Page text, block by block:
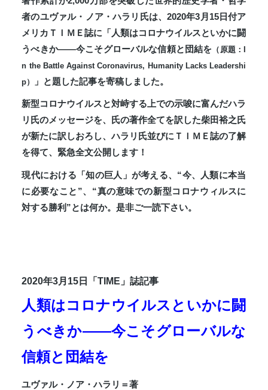
者のユヴァル・ノア・ハラリ氏は、2020年3月15日付ア
メリカＴＩＭＥ誌に「人類はコロナウイルスといかに闘
うべきか――今こそグローバルな信頼と団結を （原題：I
n the Battle Against Coronavirus, Humanity Lacks Leadershi
p）
」と題した記事を寄稿しました。
新型コロナウイルスと対峙する上での示唆に富んだハラ
リ氏のメッセージを、氏の著作全てを訳した柴田裕之氏
が新たに訳しおろし、ハラリ氏並びにＴＩＭＥ誌の了解
を得て、緊急全文公開します！
現代における「知の巨人」が考える、“今、人類に本当
に必要なこと”、“真の意味での新型コロナウィルスに
対する勝利”とは何か。是非ご一読下さい。
2020年3月15日「TIME」誌記事
人類はコロナウイルスといかに闘
うべきか――今こそグローバルな
信頼と団結を
ユヴァル・ノア・ハラリ＝著